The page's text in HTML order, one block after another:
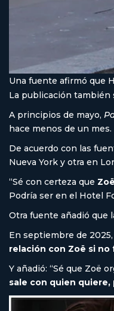
Una fuente afirmó que
La publicación también
A principios de mayo,
hace menos de un mes.
De acuerdo con las
Nueva York y otra en
“Sé con certeza que
Podría ser en el Hotel
Otra fuente añadió que
En septiembre de
relación con Zoë si no
Y añadió: “Sé que Zoë
sale con quien quiere,